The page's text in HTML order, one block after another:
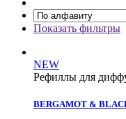
Показать фильтры
NEW
Рефиллы для
BERGAMOT &